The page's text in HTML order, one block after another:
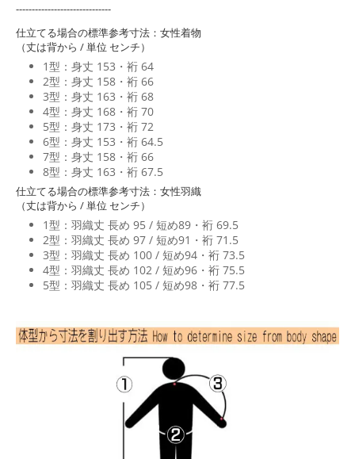
------------------------------
仕立てる場合の標準参考寸法：女性着物
（丈は背から / 単位 センチ）
1型：身丈 153・裄 64
2型：身丈 158・裄 66
3型：身丈 163・裄 68
4型：身丈 168・裄 70
5型：身丈 173・裄 72
6型：身丈 153・裄 64.5
7型：身丈 158・裄 66
8型：身丈 163・裄 67.5
仕立てる場合の標準参考寸法：女性羽織
（丈は背から / 単位 センチ）
1型：羽織丈 長め 95 / 短め89・裄 69.5
2型：羽織丈 長め 97 / 短め91・裄 71.5
3型：羽織丈 長め 100 / 短め94・裄 73.5
4型：羽織丈 長め 102 / 短め96・裄 75.5
5型：羽織丈 長め 105 / 短め98・裄 77.5